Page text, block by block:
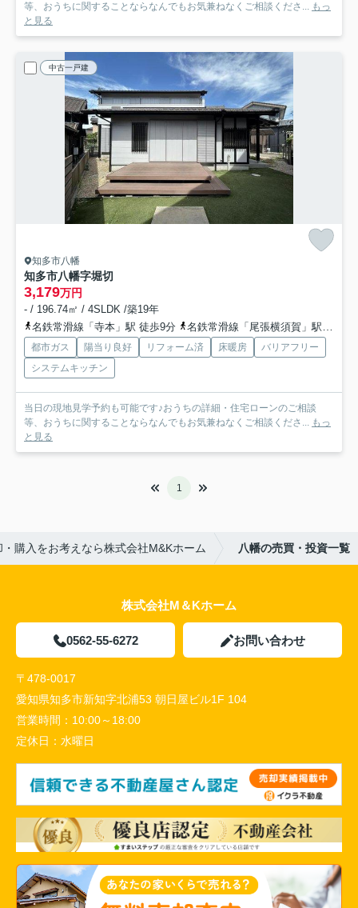
等、おうちに関することならなんでもお気兼ねなくご相談くださ... もっ
と見る
中古一戸建
知多市八幡
知多市八幡字堀切
3,179万円
- / 196.74㎡ / 4SLDK /築19年
名鉄常滑線「寺本」駅 徒歩9分
名鉄常滑線「尾張横須賀」駅 徒歩20分
都市ガス 陽当り良好 リフォーム済 床暖房
バリアフリー
システムキッチン
当日の現地見学予約も可能です♪おうちの詳細・住宅ローンのご相談
等、おうちに関することならなんでもお気兼ねなくご相談くださ... もっ
と見る
1
購入をお考えなら株式会社M&Kホーム 八幡の売買・投資一覧
株式会社M＆Kホーム
0562-55-6272 お問い合わせ
〒478-0017
愛知県知多市新知字北浦53 朝日屋ビル1F 104
営業時間： 10:00～18:00
定休日： 水曜日